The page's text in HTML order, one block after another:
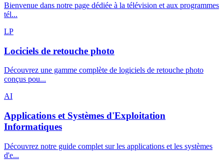
Bienvenue dans notre page dédiée à la télévision et aux programmes
tél...
LP
Lociciels de retouche photo
Découvrez une gamme complète de logiciels de retouche photo
conçus pou...
AI
Applications et Systèmes d'Exploitation
Informatiques
Découvrez notre guide complet sur les applications et les systèmes
d'e...